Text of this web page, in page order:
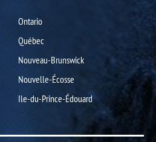
Ontario
Québec
Nouveau-Brunswick
Nouvelle-Écosse
Ile-du-Prince-Édouard